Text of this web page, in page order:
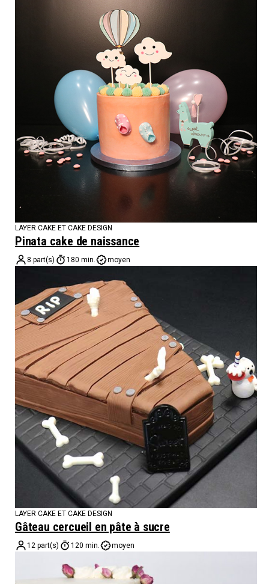
LAYER CAKE ET CAKE DESIGN
Pinata cake de naissance
8 part(s) 180 min. moyen
LAYER CAKE ET CAKE DESIGN
Gâteau cercueil en pâte à sucre
12 part(s) 120 min. moyen